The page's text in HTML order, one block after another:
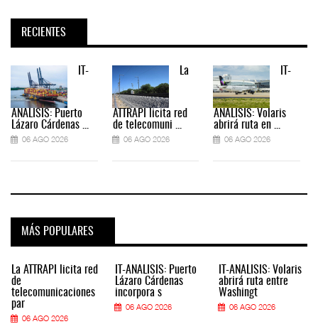
RECIENTES
IT-
ANÁLISIS: Puerto
Lázaro Cárdenas ...
06 AGO 2026
La
ATTRAPI licita red
de telecomuni ...
06 AGO 2026
IT-
ANÁLISIS: Volaris
abrirá ruta en ...
06 AGO 2026
MÁS POPULARES
La ATTRAPI licita red
de
telecomunicaciones
par
06 AGO 2026
IT-ANÁLISIS: Puerto
Lázaro Cárdenas
incorpora s
06 AGO 2026
IT-ANÁLISIS: Volaris
abrirá ruta entre
Washingt
06 AGO 2026